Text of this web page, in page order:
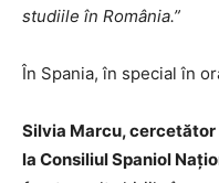
studiile în România.”
În Spania, în special în
Silvia Marcu,
la Consiliul Spaniol